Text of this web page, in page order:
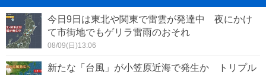
今日9日は東北や関東で雷雲が発達中 夜にかけ
て市街地でもゲリラ雷雨のおそれ
08/09(日)13:06
新たな「台風」が小笠原近海で発生か トリプル